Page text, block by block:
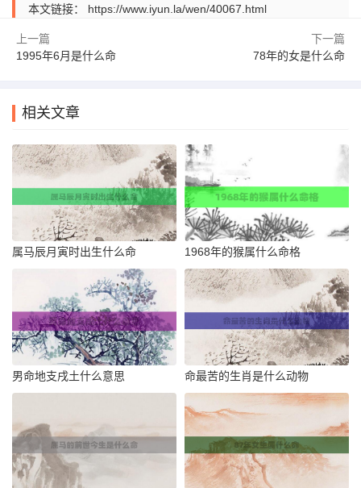
本文链接： https://www.iyun.la/wen/40067.html
上一篇
1995年6月是什么命
下一篇
78年的女是什么命
相关文章
属马辰月寅时出生什么命 1968年的猴属什么命格
男命地支戌土什么意思 命最苦的生肖是什么动物